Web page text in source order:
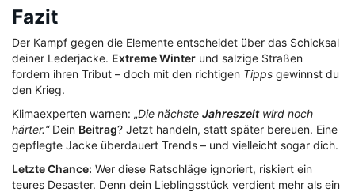
Fazit
Der Kampf gegen die Elemente entscheidet über das Schicksal
deiner Lederjacke. Extreme Winter und salzige Straßen
fordern ihren Tribut – doch mit den richtigen Tipps gewinnst du
den Krieg.
Klimaexperten warnen: „Die nächste Jahreszeitwird noch
härter.“Dein Beitrag? Jetzt handeln, statt später bereuen. Eine
gepflegte Jacke überdauert Trends – und vielleicht sogar dich.
Letzte Chance: Wer diese Ratschläge ignoriert, riskiert ein
teures Desaster. Denn dein Lieblingsstück verdient mehr als ein